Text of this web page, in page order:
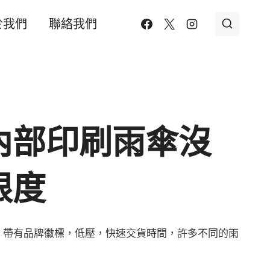
們 聯絡我們
部印刷雨傘沒
度
有品牌徽標，低壓，快速交貨時間，許多不同的雨